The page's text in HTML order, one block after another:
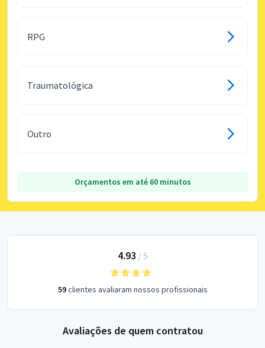
RPG
Traumatológica
Outro
Orçamentos em até 60 minutos
4.93 / 5
59clientes avaliaram nossos profissionais
Avaliações de quem contratou